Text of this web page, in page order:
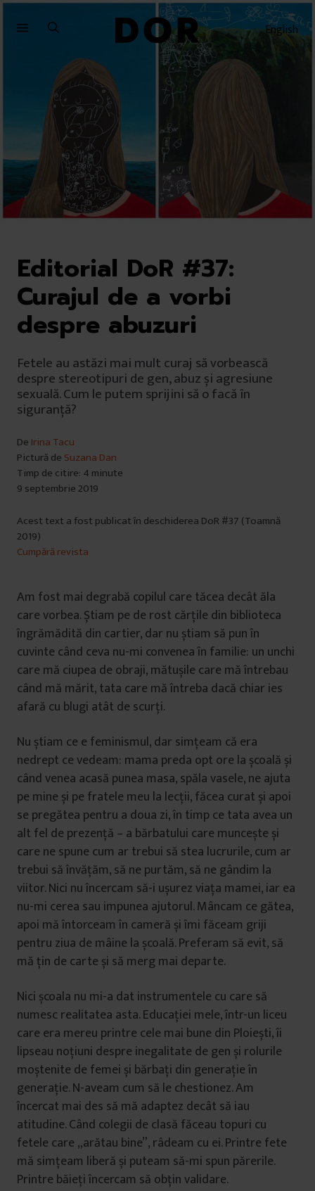
Sari
Sari
English
Editorial DoR #37:
Curajul de a vorbi
despre abuzuri
Fetele au astăzi mai mult curaj să vorbească
despre stereotipuri de gen, abuz și agresiune
sexuală. Cum le putem sprijini să o facă în
siguranță?
De Irina Tacu
Pictură de Suzana Dan
Timp de citire: 4 minute
9 septembrie 2019
Acest text a fost publicat în deschiderea DoR #37 (Toamnă
2019)
Cumpără revista
Am fost mai degrabă copilul care tăcea decât ăla
care vorbea. Știam pe de rost cărțile din biblioteca
îngrămădită din cartier, dar nu știam să pun în
cuvinte când ceva nu-mi convenea în familie: un unchi
care mă ciupea de obraji, mătușile care mă întrebau
când mă mărit, tata care mă întreba dacă chiar ies
afară cu blugi atât de scurți.
Nu știam ce e feminismul, dar simțeam că era
nedrept ce vedeam: mama preda opt ore la școală și
când venea acasă punea masa, spăla vasele, ne ajuta
pe mine și pe fratele meu la lecții, făcea curat și apoi
se pregătea pentru a doua zi, în timp ce tata avea un
alt fel de prezență – a bărbatului care muncește și
care ne spune cum ar trebui să stea lucrurile, cum ar
trebui să învățăm, să ne purtăm, să ne gândim la
viitor. Nici nu încercam să-i ușurez viața mamei, iar ea
nu-mi cerea sau impunea ajutorul. Mâncam ce gătea,
apoi mă întorceam în cameră și îmi făceam griji
pentru ziua de mâine la școală. Preferam să evit, să
mă țin de carte și să merg mai departe.
Nici școala nu mi-a dat instrumentele cu care să
numesc realitatea asta. Educației mele, într-un liceu
care era mereu printre cele mai bune din Ploiești, îi
lipseau noțiuni despre inegalitate de gen și rolurile
moștenite de femei și bărbați din generație în
generație. N-aveam cum să le chestionez. Am
încercat mai des să mă adaptez decât să iau
atitudine. Când colegii de clasă făceau topuri cu
fetele care „arătau bine”, râdeam cu ei. Printre fete
mă simțeam liberă și puteam să-mi spun părerile.
Printre băieți încercam să obțin validare.